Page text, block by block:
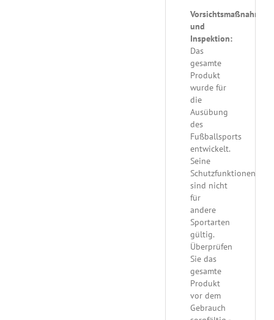
Vorsichtsmaßnahmen
und
Inspektion:
Das
gesamte
Produkt
wurde für
die
Ausübung
des
Fußballsports
entwickelt.
Seine
Schutzfunktionen
sind nicht
für
andere
Sportarten
gültig.
Überprüfen
Sie das
gesamte
Produkt
vor dem
Gebrauch